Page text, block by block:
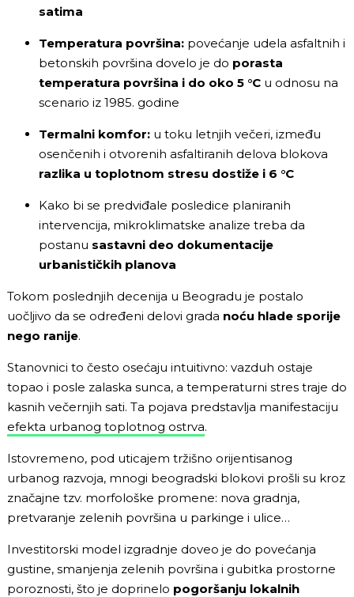
satima
Temperatura površina: povećanje udela asfaltnih i
betonskih površina dovelo je do porasta
temperatura površina i do oko 5 °C u odnosu na
scenario iz 1985. godine
Termalni komfor: u toku letnjih večeri, između
osenčenih i otvorenih asfaltiranih delova blokova
razlika u toplotnom stresu dostiže i 6 °C
Kako bi se predviđale posledice planiranih
intervencija, mikroklimatske analize treba da
postanu sastavni deo dokumentacije
urbanističkih planova
Tokom poslednjih decenija u Beogradu je postalo
uočljivo da se određeni delovi grada noću hlade sporije
nego ranije.
Stanovnici to često osećaju intuitivno: vazduh ostaje
topao i posle zalaska sunca, a temperaturni stres traje do
kasnih večernjih sati. Ta pojava predstavlja manifestaciju
efekta urbanog toplotnog ostrva.
Istovremeno, pod uticajem tržišno orijentisanog
urbanog razvoja, mnogi beogradski blokovi prošli su kroz
značajne tzv. morfološke promene: nova gradnja,
pretvaranje zelenih površina u parkinge i ulice…
Investitorski model izgradnje doveo je do povećanja
gustine, smanjenja zelenih površina i gubitka prostorne
poroznosti, što je doprinelo pogoršanju lokalnih